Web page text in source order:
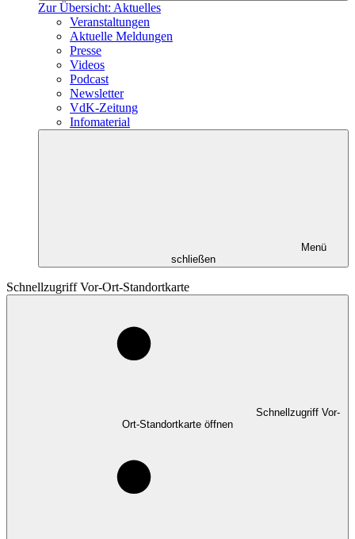
Zur Übersicht: Aktuelles
Veranstaltungen
Aktuelle Meldungen
Presse
Videos
Podcast
Newsletter
VdK-Zeitung
Infomaterial
Menü
schließen
Schnellzugriff Vor-Ort-Standortkarte
Schnellzugriff Vor-
Ort-Standortkarte öffnen